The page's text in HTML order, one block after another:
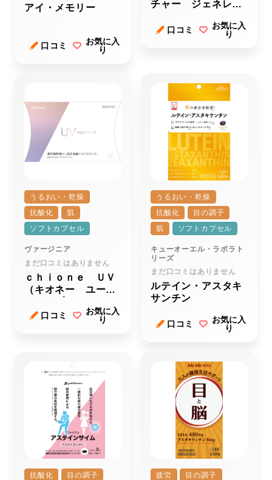
アイ・メモリー
口コミ
お気に入
り
チャー ジェネレー
オーバル
口コミ
お気に入
り
うるおい・乾燥
抗酸化
肌
ソフトカプセル
ヴァージニア
まだ口コミはありません
ｃｈｉｏｎｅ ＵＶ
（キオネー ユーブ
口コミ
お気に入
り
うるおい・乾燥
抗酸化
目の調子
肌
ソフトカプセル
キューオーエル・ラボラト
リーズ
まだ口コミはありません
ルテイン・アスタキ
サンチン
口コミ
お気に入
り
抗酸化
目の調子
疲労
目の調子